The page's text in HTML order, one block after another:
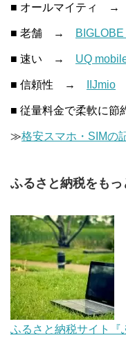
■ オールマイティ →
■ 老舗 → BIGLOBE
■ 速い → UQ
■ 信頼性 → IIJmio
■ 従量料金で柔軟に
≫格安スマホ・SIMの
ふるさと納税をもっ
ふるさと納税サイト『